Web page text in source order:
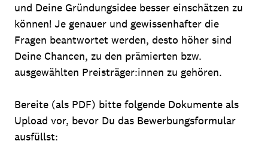
und Deine Gründungsidee besser einschätzen zu
können! Je genauer und gewissenhafter die
Fragen beantwortet werden, desto höher sind
Deine Chancen, zu den prämierten bzw.
ausgewählten Preisträger:innen zu gehören.
Bereite (als PDF) bitte folgende Dokumente als
Upload vor, bevor Du das Bewerbungsformular
ausfüllst: